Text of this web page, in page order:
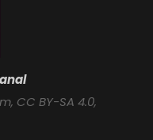
, CC BY-SA 4.0,